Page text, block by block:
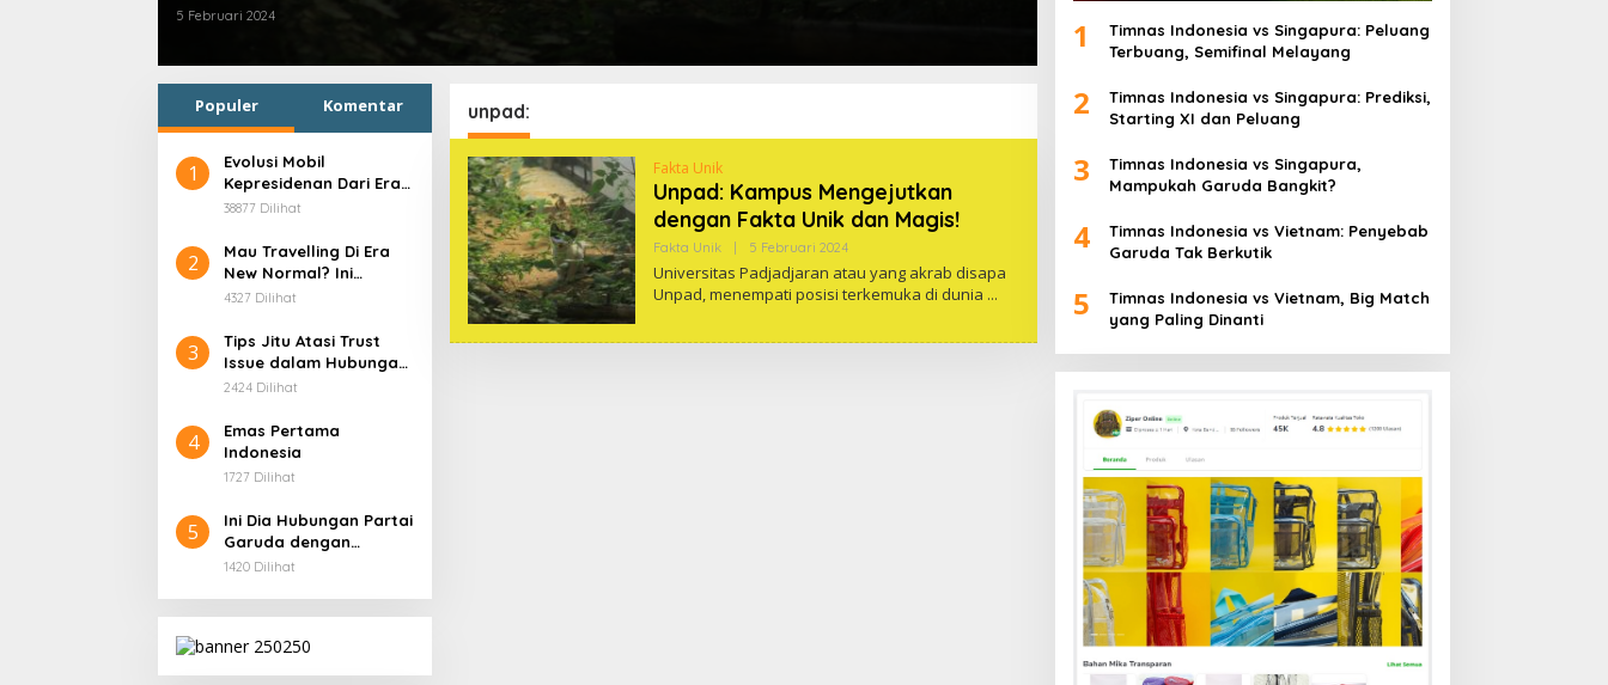
5 Februari 2024
Populer Komentar
1
Evolusi Mobil
Kepresidenan Dari Era
Soekarno
38877 Dilihat
2
Mau Travelling Di Era
New Normal? Ini
Beberapa Hal Yang
Persiapkan!
4327 Dilihat
3
Tips Jitu Atasi Trust
Issue dalam Hubungan,
Dijamin Ampuh!
2424 Dilihat
4
Emas Pertama
Indonesia
1727 Dilihat
5
Ini Dia Hubungan Partai
Garuda dengan
Gerindra
1420 Dilihat
unpad:
Fakta Unik
Unpad: Kampus Mengejutkan
dengan Fakta Unik dan Magis!
Fakta Unik | 5 Februari 2024Oleh
Universitas Padjadjaran atau yang akrab disapa
Unpad, menempati posisi terkemuka di dunia
1
Timnas Indonesia vs Singapura: Peluang
Terbuang, Semifinal Melayang
2
Timnas Indonesia vs Singapura: Prediksi,
Starting XI dan Peluang
3
Timnas Indonesia vs Singapura,
Mampukah Garuda Bangkit?
4
Timnas Indonesia vs Vietnam: Penyebab
Garuda Tak Berkutik
5
Timnas Indonesia vs Vietnam, Big Match
yang Paling Dinanti